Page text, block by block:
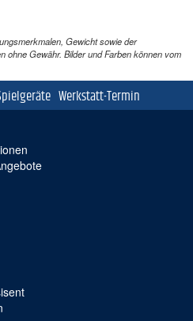
Gewicht sowie der
ohne Gewähr. Bilder und Farben können vom
Werkstatt-Termin